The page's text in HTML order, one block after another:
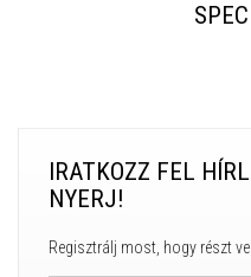
IRATKOZZ FEL
NYERJ!
Regisztrálj most, hogy részt